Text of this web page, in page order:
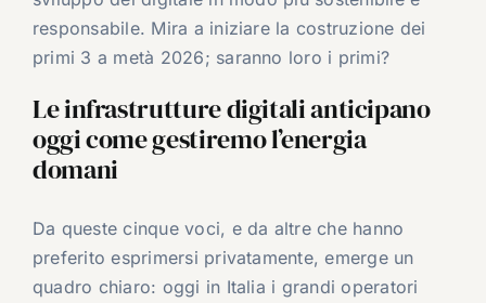
responsabile. Mira a iniziare la costruzione dei
primi 3 a metà 2026; saranno loro i primi?
Le infrastrutture digitali anticipano
oggi come gestiremo l’energia
domani
Da queste cinque voci, e da altre che hanno
preferito esprimersi privatamente, emerge un
quadro chiaro: oggi in Italia i grandi operatori